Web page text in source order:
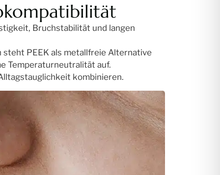
Bruchstabilität und langen
PEEK als metallfreie Alternative
Temperaturneutralität auf.
kombinieren.